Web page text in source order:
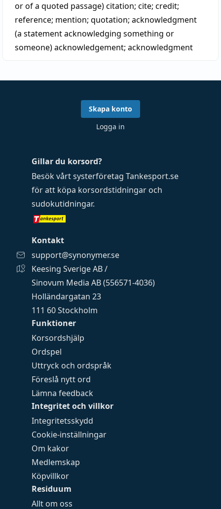
or of a quoted passage)citation; cite; credit;
reference; mention; quotation; acknowledgment
(a statement acknowledging something or
someone)acknowledgement; acknowledgment
Funktioner
Korsordshjälp
Ordspel
Uttryck och ordspråk
Föreslå nytt ord
Lämna feedback
Integritet och villkor
Integritetsskydd
Cookie-inställningar
Om kakor
Medlemskap
Köpvillkor
Residuum
Allt om oss
Gillar du korsord?
Besök vårt systerföretag Tankesport.se
för att köpa korsordstidningar och
sudokutidningar.
Kontakt
support@synonymer.se
Keesing Sverige AB /
Sinovum Media AB (556571-4036)
Holländargatan 23
111 60 Stockholm
Skapa konto
Logga in